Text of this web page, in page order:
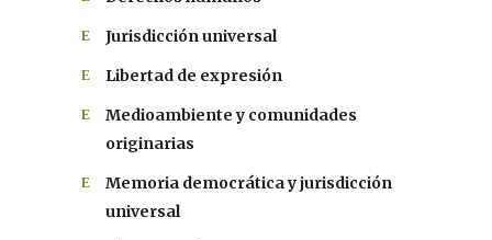
Jurisdicción universal
Libertad de expresión
Medioambiente y comunidades
originarias
Memoria democrática y jurisdicción
universal